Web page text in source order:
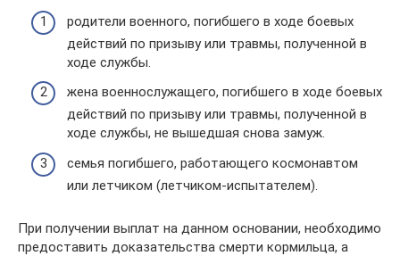
родители военного, погибшего в ходе боевых
действий по призыву или травмы, полученной в
ходе службы.
жена военнослужащего, погибшего в ходе боевых
действий по призыву или травмы, полученной в
ходе службы, не вышедшая снова замуж.
семья погибшего, работающего космонавтом
или летчиком (летчиком-испытателем).
При получении выплат на данном основании, необходимо
предоставить доказательства смерти кормильца, а